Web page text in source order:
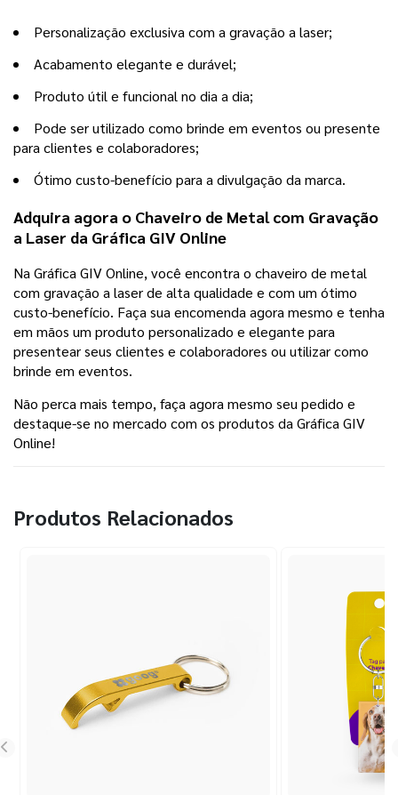
Personalização exclusiva com a gravação a laser;
Acabamento elegante e durável;
Produto útil e funcional no dia a dia;
Pode ser utilizado como brinde em eventos ou presente
para clientes e colaboradores;
Ótimo custo-benefício para a divulgação da marca.
Adquira agora o Chaveiro de Metal com Gravação
a Laser da Gráfica GIV Online
Na Gráfica GIV Online, você encontra o chaveiro de metal
com gravação a laser de alta qualidade e com um ótimo
custo-benefício. Faça sua encomenda agora mesmo e tenha
em mãos um produto personalizado e elegante para
presentear seus clientes e colaboradores ou utilizar como
brinde em eventos.
Não perca mais tempo, faça agora mesmo seu pedido e
destaque-se no mercado com os produtos da Gráfica GIV
Online!
Produtos Relacionados